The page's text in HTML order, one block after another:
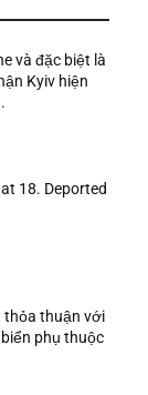
và đặc biệt là
Kyiv hiện
18. Deported
thỏa thuận với
phụ thuộc